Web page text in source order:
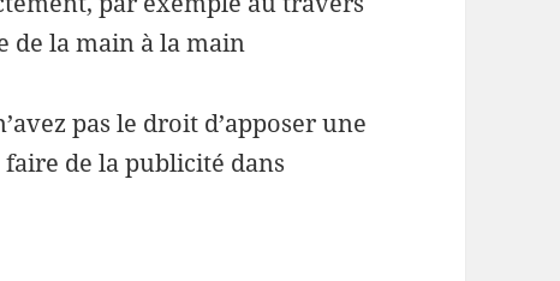
de la main à la main
pas le droit d’apposer une
de la publicité dans